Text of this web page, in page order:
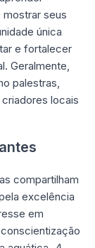
seus
única
e fortalecer
Geralmente,
palestras,
locais
compartilham
excelência
em